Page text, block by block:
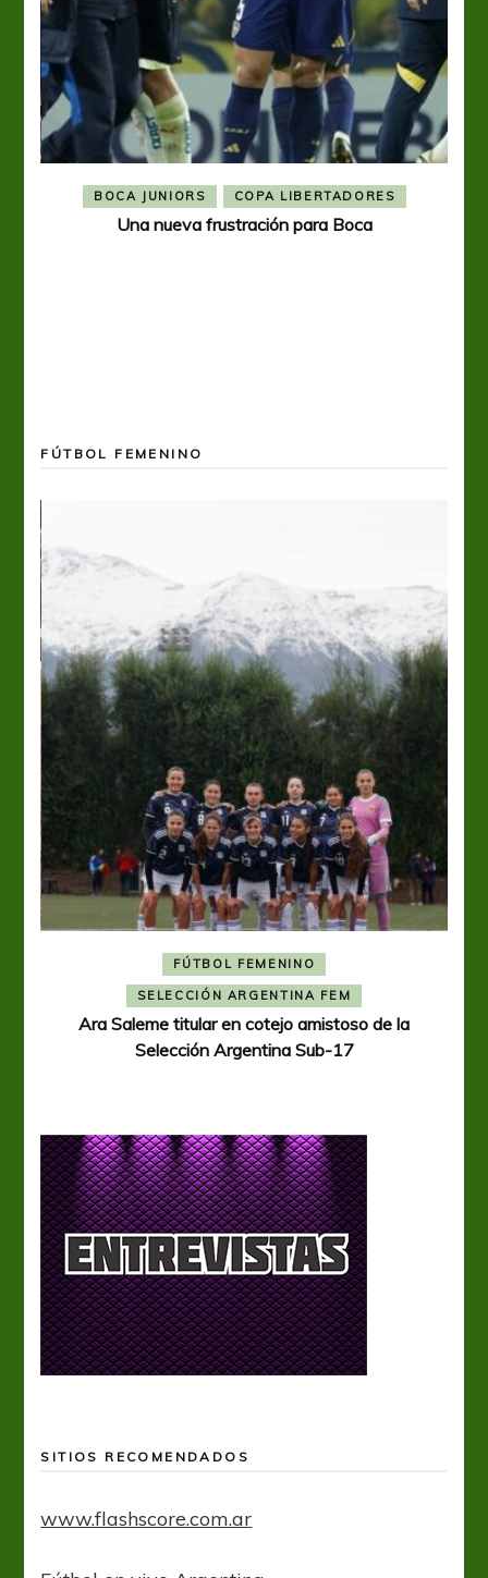
BOCA JUNIORS COPA LIBERTADORES
Una nueva frustración para Boca
FÚTBOL FEMENINO
FÚTBOL FEMENINO
SELECCIÓN ARGENTINA FEM
Ara Saleme titular en cotejo amistoso de la
Selección Argentina Sub-17
SITIOS RECOMENDADOS
www.flashscore.com.ar